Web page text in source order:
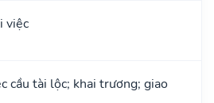
việc
cầu tài lộc; khai trương; giao